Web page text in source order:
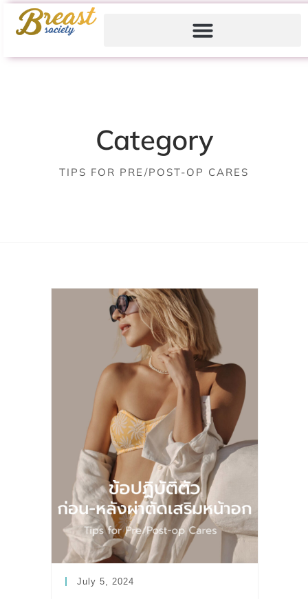
Category
TIPS FOR PRE/POST-OP CARES
July 5, 2024